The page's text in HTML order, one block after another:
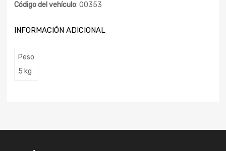
Código del vehículo: 00353
INFORMACIÓN ADICIONAL
Peso
5 kg